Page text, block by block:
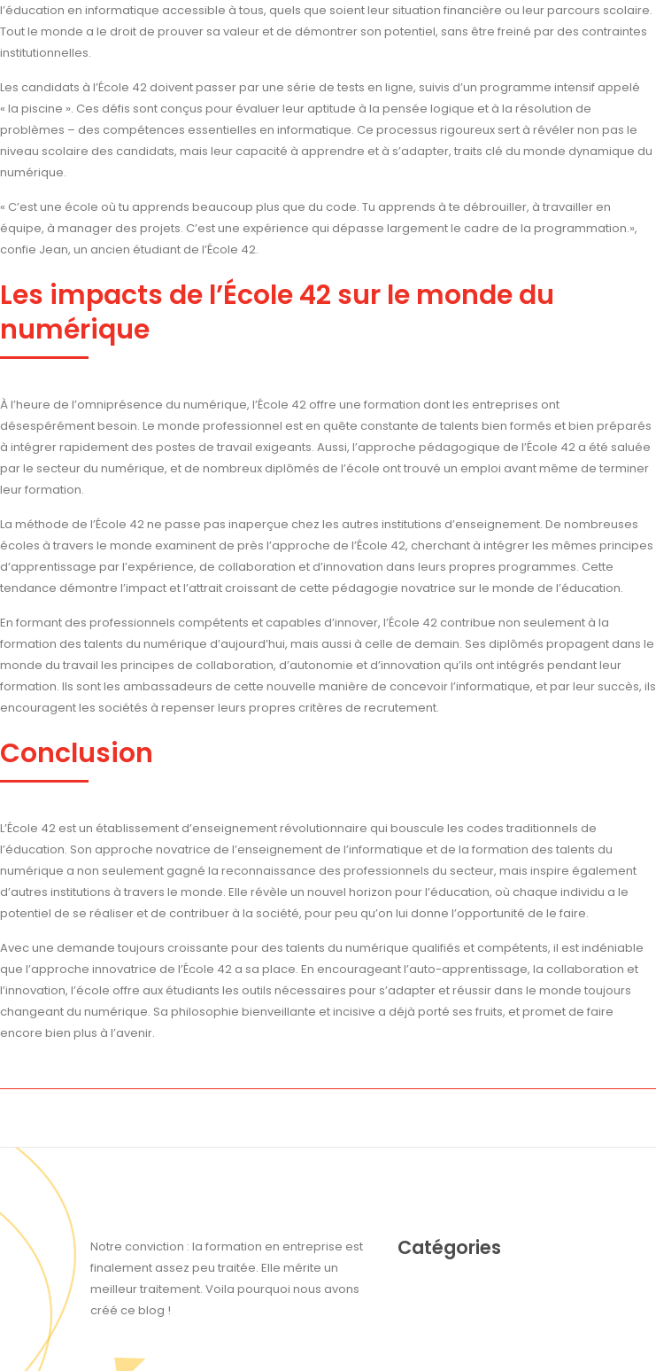
l’éducation en informatique accessible à tous, quels que soient leur situation financière ou leur parcours scolaire.
Tout le monde a le droit de prouver sa valeur et de démontrer son potentiel, sans être freiné par des contraintes
institutionnelles.
Les candidats à l’École 42 doivent passer par une série de tests en ligne, suivis d’un programme intensif appelé
« la piscine ». Ces défis sont conçus pour évaluer leur aptitude à la pensée logique et à la résolution de
problèmes – des compétences essentielles en informatique. Ce processus rigoureux sert à révéler non pas le
niveau scolaire des candidats, mais leur capacité à apprendre et à s’adapter, traits clé du monde dynamique du
numérique.
« C’est une école où tu apprends beaucoup plus que du code. Tu apprends à te débrouiller, à travailler en
équipe, à manager des projets. C’est une expérience qui dépasse largement le cadre de la programmation.»,
confie Jean, un ancien étudiant de l’École 42.
Les impacts de l’École 42 sur le monde du
numérique
À l’heure de l’omniprésence du numérique, l’École 42 offre une formation dont les entreprises ont
désespérément besoin. Le monde professionnel est en quête constante de talents bien formés et bien préparés
à intégrer rapidement des postes de travail exigeants. Aussi, l’approche pédagogique de l’École 42 a été saluée
par le secteur du numérique, et de nombreux diplômés de l’école ont trouvé un emploi avant même de terminer
leur formation.
La méthode de l’École 42 ne passe pas inaperçue chez les autres institutions d’enseignement. De nombreuses
écoles à travers le monde examinent de près l’approche de l’École 42, cherchant à intégrer les mêmes principes
d’apprentissage par l’expérience, de collaboration et d’innovation dans leurs propres programmes. Cette
tendance démontre l’impact et l’attrait croissant de cette pédagogie novatrice sur le monde de l’éducation.
En formant des professionnels compétents et capables d’innover, l’École 42 contribue non seulement à la
formation des talents du numérique d’aujourd’hui, mais aussi à celle de demain. Ses diplômés propagent dans le
monde du travail les principes de collaboration, d’autonomie et d’innovation qu’ils ont intégrés pendant leur
formation. Ils sont les ambassadeurs de cette nouvelle manière de concevoir l’informatique, et par leur succès, ils
encouragent les sociétés à repenser leurs propres critères de recrutement.
Conclusion
L’École 42 est un établissement d’enseignement révolutionnaire qui bouscule les codes traditionnels de
l’éducation. Son approche novatrice de l’enseignement de l’informatique et de la formation des talents du
numérique a non seulement gagné la reconnaissance des professionnels du secteur, mais inspire également
d’autres institutions à travers le monde. Elle révèle un nouvel horizon pour l’éducation, où chaque individu a le
potentiel de se réaliser et de contribuer à la société, pour peu qu’on lui donne l’opportunité de le faire.
Avec une demande toujours croissante pour des talents du numérique qualifiés et compétents, il est indéniable
que l’approche innovatrice de l’École 42 a sa place. En encourageant l’auto-apprentissage, la collaboration et
l’innovation, l’école offre aux étudiants les outils nécessaires pour s’adapter et réussir dans le monde toujours
changeant du numérique. Sa philosophie bienveillante et incisive a déjà porté ses fruits, et promet de faire
encore bien plus à l’avenir.
Notre conviction : la formation en entreprise est
finalement assez peu traitée. Elle mérite un
meilleur traitement. Voila pourquoi nous avons
créé ce blog !
Catégories